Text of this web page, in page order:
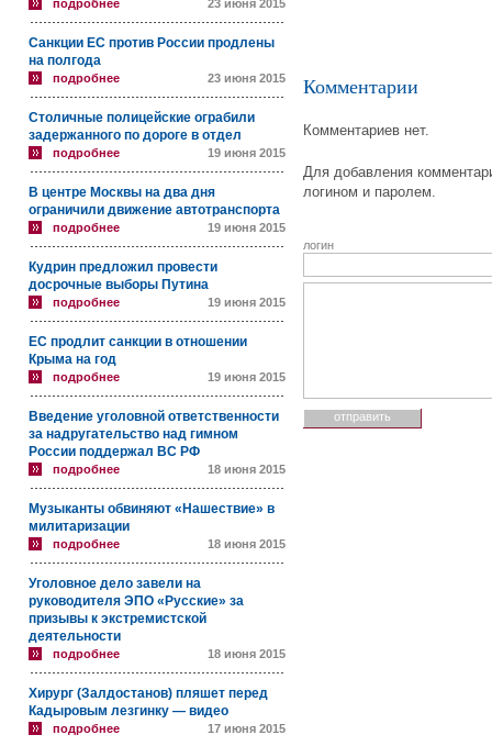
подробнее 23 июня 2015
Санкции ЕС против России продлены
на полгода
подробнее 23 июня 2015
Столичные полицейские ограбили
задержанного по дороге в отдел
подробнее 19 июня 2015
В центре Москвы на два дня
ограничили движение автотранспорта
подробнее 19 июня 2015
Кудрин предложил провести
досрочные выборы Путина
подробнее 19 июня 2015
ЕС продлит санкции в отношении
Крыма на год
подробнее 19 июня 2015
Введение уголовной ответственности
за надругательство над гимном
России поддержал ВС РФ
подробнее 18 июня 2015
Музыканты обвиняют «Нашествие» в
милитаризации
подробнее 18 июня 2015
Уголовное дело завели на
руководителя ЭПО «Русские» за
призывы к экстремистской
деятельности
подробнее 18 июня 2015
Хирург (Залдостанов) пляшет перед
Кадыровым лезгинку — видео
подробнее 17 июня 2015
Комментарии
Комментариев нет.
Для добавления
логином и паролем.
логин